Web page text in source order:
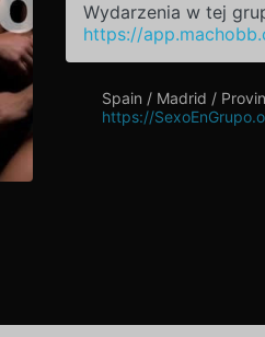
Wydarzenia w tej
https://
Spain / Madrid /
https://